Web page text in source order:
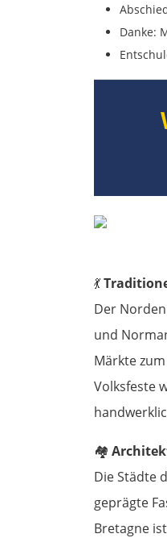
Danke:
💃
Der
und
Märkte
Volksfeste
🏘️
Die Städte
geprägte
Bretagne